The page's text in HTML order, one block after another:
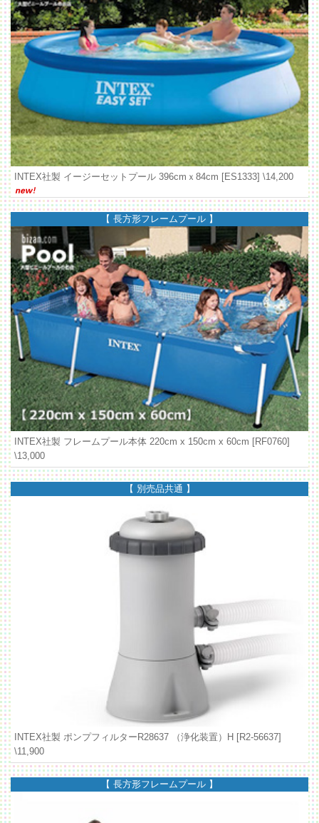
INTEX社製 イージーセットプール 396cmｘ84cm [ES1333] \14,200
【 長方形フレームプール 】
INTEX社製 フレームプール本体 220cm x 150cm x 60cm [RF0760]
\13,000
【 別売品共通 】
INTEX社製 ポンプフィルターR28637 （浄化装置）H [R2-56637]
\11,900
【 長方形フレームプール 】